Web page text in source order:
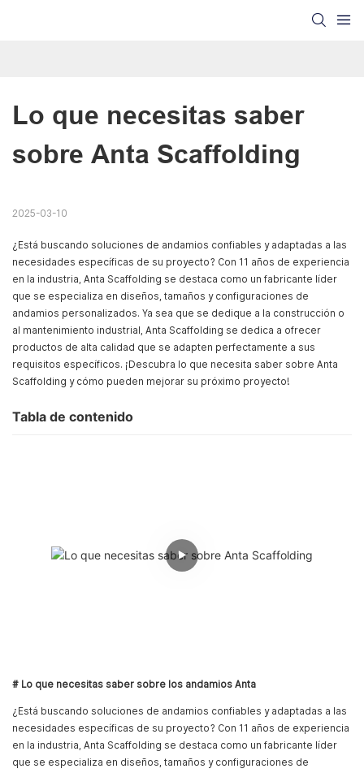
Lo que necesitas saber
sobre Anta Scaffolding
2025-03-10
¿Está buscando soluciones de andamios confiables y adaptadas a las
necesidades específicas de su proyecto? Con 11 años de experiencia
en la industria, Anta Scaffolding se destaca como un fabricante líder
que se especializa en diseños, tamaños y configuraciones de
andamios personalizados. Ya sea que se dedique a la construcción o
al mantenimiento industrial, Anta Scaffolding se dedica a ofrecer
productos de alta calidad que se adapten perfectamente a sus
requisitos específicos. ¡Descubra lo que necesita saber sobre Anta
Scaffolding y cómo pueden mejorar su próximo proyecto!
Tabla de contenido
# Lo que necesitas saber sobre los andamios Anta
¿Está buscando soluciones de andamios confiables y adaptadas a las
necesidades específicas de su proyecto? Con 11 años de experiencia
en la industria, Anta Scaffolding se destaca como un fabricante líder
que se especializa en diseños, tamaños y configuraciones de